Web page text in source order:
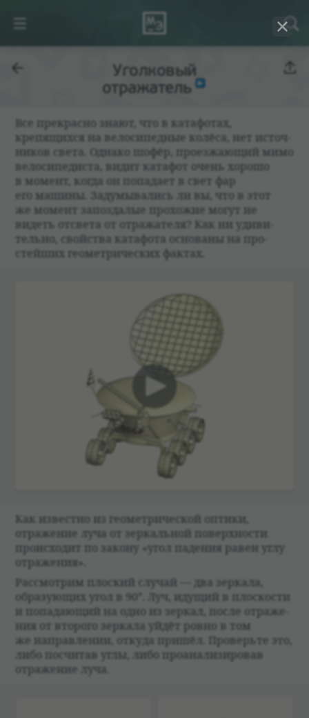
Уголковый
отражатель
Все пре­красно знают, что в ката­фо­тах,
крепящихся на вело­сипед­ные колёса, нет источ­
ни­ков света. Однако шофёр, про­езжающий мимо
вело­сипе­ди­ста, видит ката­фот очень хорошо
в момент, когда он попа­дает в свет фар
его машины. Задумы­ва­лись ли вы, что в этот
же момент запоз­да­лые про­хожие могут не
видеть отсвета от отража­теля? Как ни уди­ви­
тельно, свойства ката­фота осно­ваны на про­
стейших геомет­ри­че­ских фак­тах.
Как известно из геомет­ри­че­ской оптики,
отраже­ние луча от зер­каль­ной поверх­но­сти
про­ис­хо­дит по закону «угол паде­ния равен углу
отраже­ния».
Рас­смот­рим плос­кий слу­чай — два зер­кала,
обра­зующих угол в 90°. Луч, идущий в плос­ко­сти
и попа­дающий на одно из зер­кал, после отраже­
ния от вто­рого зер­кала уйдёт ровно в том
же направ­ле­нии, откуда при­шёл. Про­верьте это,
либо посчи­тав углы, либо про­ана­ли­зи­ро­вав
отраже­ние луча.